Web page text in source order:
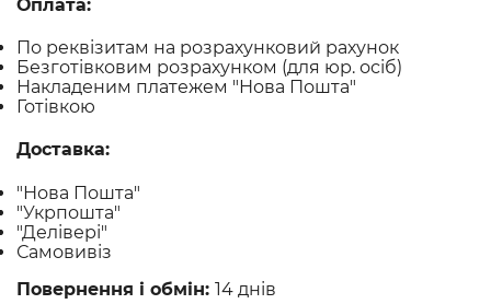
Оплата:
По реквізитам на розрахунковий рахунок
Безготівковим розрахунком (для юр. осіб)
Накладеним платежем "Нова Пошта"
Готівкою
Доставка:
"Нова Пошта"
"Укрпошта"
"Делівері"
Самовивіз
Повернення і обмін: 14 днів